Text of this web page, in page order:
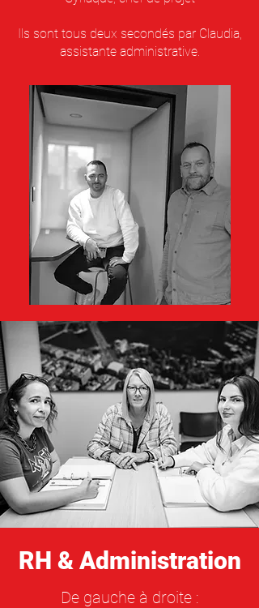
Ils sont tous deux secondés par Claudia,
assistante administrative.
RH & Administration
De gauche à droite :